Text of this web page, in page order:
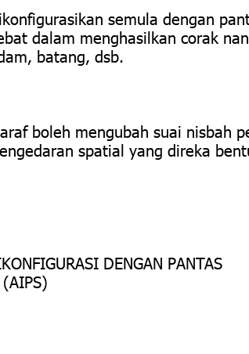
semula dengan
dalam menghasilkan corak
batang, dsb.
boleh mengubah suai nisbah
spatial yang direka
DENGAN PANTAS
(AIPS)